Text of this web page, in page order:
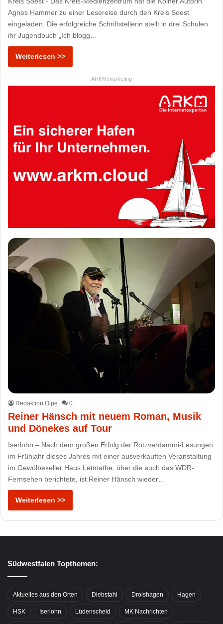
Agnes Hammer zu einer Lesereise durch den Kreis Soest
eingeladen. Die erfolgreiche Schriftstellerin stellt in drei Schulen
ihr Jugendbuch „Ich blogg…
Weiterlesen >>
ARKM.marketing
Redaktion Olpe 0
Reiner Hänsch mit neuem Roman, Musik
und Dönekes auf Tour
Iserlohn – Nach dem großen Erfolg der Rotzverdammi-Lesungen
im Frühjahr dieses Jahres mit einer ausverkauften Veranstaltung
im Gewölbekeller Haus Letmathe, über die auch das WDR-
Fernsehen berichtete, ist Reiner Hänsch wieder…
Weiterlesen >>
Südwestfalen Topthemen:
Aktuelles aus den Orten Diebstahl Drolshagen Hagen
HSK Iserlohn Lüdenscheid MK Nachrichten